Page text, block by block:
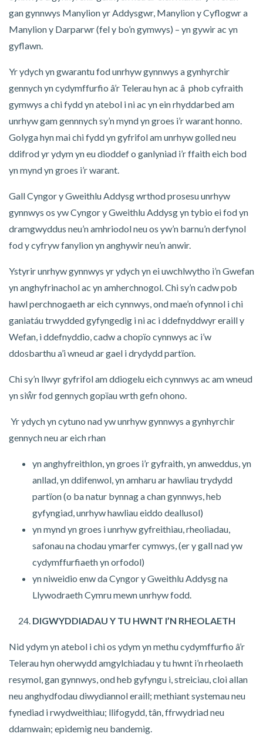
gan gynnwys Manylion yr Addysgwr, Manylion y Cyflogwr a
Manylion y Darparwr (fel y bo’n gymwys) – yn gywir ac yn
gyflawn.
Yr ydych yn gwarantu fod unrhyw gynnwys a gynhyrchir
gennych yn cydymffurfio â’r Telerau hyn ac â phob cyfraith
gymwys a chi fydd yn atebol i ni ac yn ein rhyddarbed am
unrhyw gam gennnych sy’n mynd yn groes i’r warant honno.
Golyga hyn mai chi fydd yn gyfrifol am unrhyw golled neu
ddifrod yr ydym yn eu dioddef o ganlyniad i’r ffaith eich bod
yn mynd yn groes i’r warant.
Gall Cyngor y Gweithlu Addysg wrthod prosesu unrhyw
gynnwys os yw Cyngor y Gweithlu Addysg yn tybio ei fod yn
dramgwyddus neu’n amhriodol neu os yw’n barnu’n derfynol
fod y cyfryw fanylion yn anghywir neu’n anwir.
Ystyrir unrhyw gynnwys yr ydych yn ei uwchlwytho i’n Gwefan
yn anghyfrinachol ac yn amherchnogol. Chi sy’n cadw pob
hawl perchnogaeth ar eich cynnwys, ond mae’n ofynnol i chi
ganiatáu trwydded gyfyngedig i ni ac i ddefnyddwyr eraill y
Wefan, i ddefnyddio, cadw a chopïo cynnwys ac i’w
ddosbarthu a’i wneud ar gael i drydydd partïon.
Chi sy’n llwyr gyfrifol am ddiogelu eich cynnwys ac am wneud
yn siŵr fod gennych gopïau wrth gefn ohono.
Yr ydych yn cytuno nad yw unrhyw gynnwys a gynhyrchir
gennych neu ar eich rhan
yn anghyfreithlon, yn groes i’r gyfraith, yn anweddus, yn
anllad, yn ddifenwol, yn amharu ar hawliau trydydd
partïon (o ba natur bynnag a chan gynnwys, heb
gyfyngiad, unrhyw hawliau eiddo deallusol)
yn mynd yn groes i unrhyw gyfreithiau, rheoliadau,
safonau na chodau ymarfer cymwys, (er y gall nad yw
cydymffurfiaeth yn orfodol)
yn niweidio enw da Cyngor y Gweithlu Addysg na
Llywodraeth Cymru mewn unrhyw fodd.
DIGWYDDIADAU Y TU HWNT I’N RHEOLAETH
Nid ydym yn atebol i chi os ydym yn methu cydymffurfio â’r
Telerau hyn oherwydd amgylchiadau y tu hwnt i’n rheolaeth
resymol, gan gynnwys, ond heb gyfyngu i, streiciau, cloi allan
neu anghydfodau diwydiannol eraill; methiant systemau neu
fynediad i rwydweithiau; llifogydd, tân, ffrwydriad neu
ddamwain; epidemig neu bandemig.